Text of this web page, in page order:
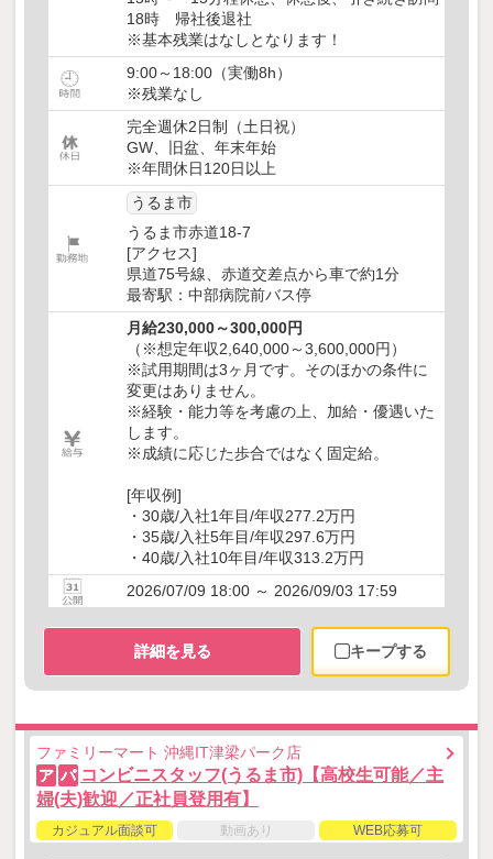
18時 帰社後退社
※基本残業はなしとなります！
9:00～18:00（実働8h）
※残業なし
完全週休2日制（土日祝）
GW、旧盆、年末年始
※年間休日120日以上
うるま市
うるま市赤道18-7
[アクセス]
県道75号線、赤道交差点から車で約1分
最寄駅：中部病院前バス停
月給230,000～300,000円
（※想定年収2,640,000～3,600,000円）
※試用期間は3ヶ月です。そのほかの条件に
変更はありません。
※経験・能力等を考慮の上、加給・優遇いた
します。
※成績に応じた歩合ではなく固定給。
[年収例]
・30歳/入社1年目/年収277.2万円
・35歳/入社5年目/年収297.6万円
・40歳/入社10年目/年収313.2万円
2026/07/09 18:00 ～ 2026/09/03 17:59
詳細を見る キープする
ファミリーマート 沖縄IT津梁パーク店
ア パ コンビニスタッフ(うるま市)【高校生可能／主
婦(夫)歓迎／正社員登用有】
カジュアル面談可 動画あり WEB応募可